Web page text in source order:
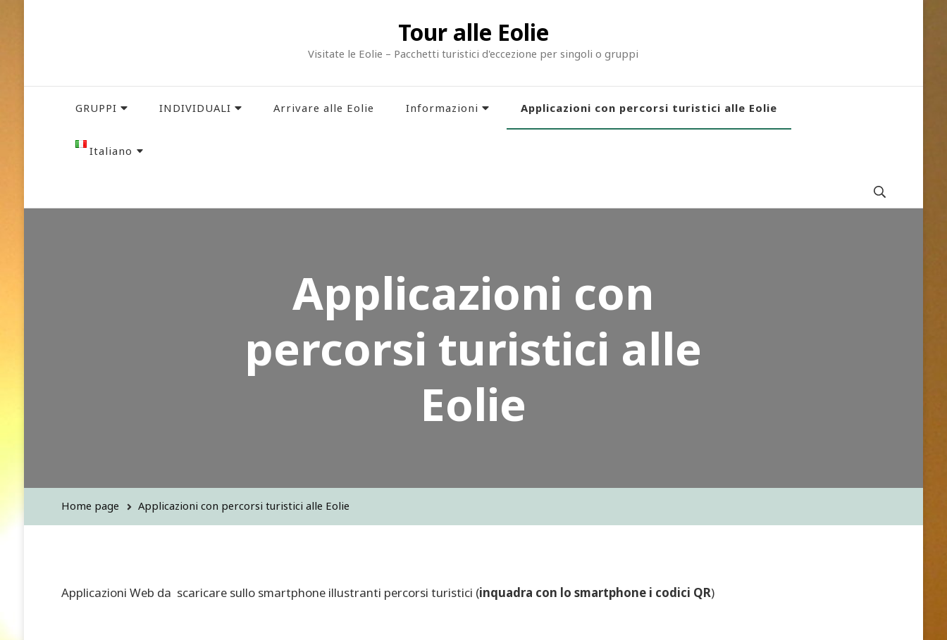
Tour alle Eolie
Visitate le Eolie – Pacchetti turistici d'eccezione per singoli o gruppi
GRUPPI INDIVIDUALI Arrivare alle Eolie Informazioni Applicazioni con percorsi turistici alle Eolie
Italiano
Applicazioni con
percorsi turistici alle
Eolie
Home page Applicazioni con percorsi turistici alle Eolie
Applicazioni Web da scaricare sullo smartphone illustranti percorsi turistici (inquadra con lo smartphone i codici QR)